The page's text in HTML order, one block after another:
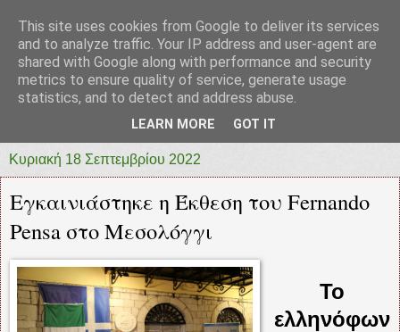
prototypia
"ΠΡΩΤΟΤΥΠΙΑ" * ΑΝΕΞΑΡΤΗΤΗ-ΗΛΕΚΤΡΟΝΙΚΗ-
Κυριακή 18 Σεπτεμβρίου 2022
Εγκαινιάστηκε η Έκθεση του Fernando
Pensa στο Μεσολόγγι
Το
ελληνόφων
This site uses cookies from Google to deliver its services
and to analyze traffic. Your IP address and user-agent are
shared with Google along with performance and security
metrics to ensure quality of service, generate usage
statistics, and to detect and address abuse.
LEARN MORE GOT IT